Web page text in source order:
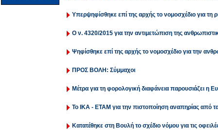
Υπερψηφίσθηκε επί της αρχής το νομοσχέδιο για τη
Ο ν. 4320/2015 για την αντιμετώπιση της
Ψηφίσθηκε επί της αρχής το νομοσχέδιο για την
ΠΡΟΣ ΒΟΛΗ: Σύμμαχοι
Μέτρα για τη φορολογική διαφάνεια παρουσιάζει η
Το ΙΚΑ - ΕΤΑΜ για την πιστοποίηση αναπηρίας από
Κατατέθηκε στη Βουλή το σχέδιο νόμου για τις